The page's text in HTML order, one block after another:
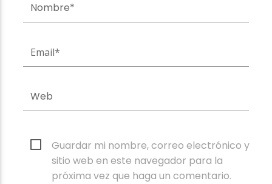
Guardar mi nombre, correo electrónico y
sitio web en este navegador para la
próxima vez que haga un comentario.